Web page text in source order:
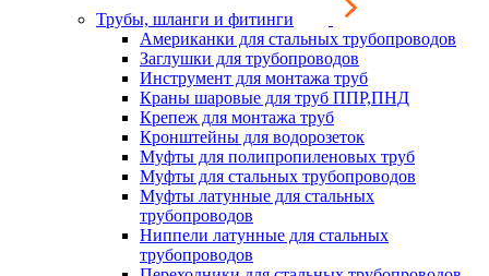
Трубы, шланги и фитинги
Американки для стальных трубопроводов
Заглушки для трубопроводов
Инструмент для монтажа труб
Краны шаровые для труб ППР,ПНД
Крепеж для монтажа труб
Кронштейны для водорозеток
Муфты для полипропиленовых труб
Муфты для стальных трубопроводов
Муфты латунные для стальных
трубопроводов
Ниппели латунные для стальных
трубопроводов